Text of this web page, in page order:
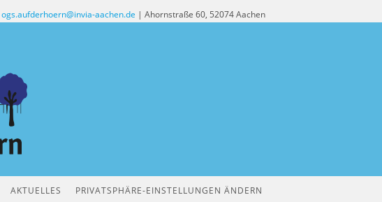
ogs.aufderhoern@invia-aachen.de | Ahornstraße 60, 52074 Aachen
AKTUELLES PRIVATSPHÄRE-EINSTELLUNGEN ÄNDERN